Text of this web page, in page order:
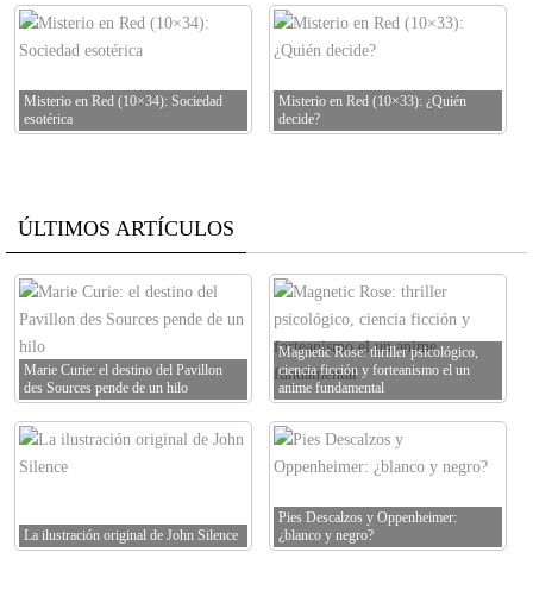
Misterio en Red (10×34): Sociedad
esotérica
Misterio en Red (10×33): ¿Quién
decide?
ÚLTIMOS ARTÍCULOS
Marie Curie: el destino del Pavillon
des Sources pende de un hilo
Magnetic Rose: thriller psicológico,
ciencia ficción y forteanismo el un
anime fundamental
La ilustración original de John Silence
Pies Descalzos y Oppenheimer:
¿blanco y negro?